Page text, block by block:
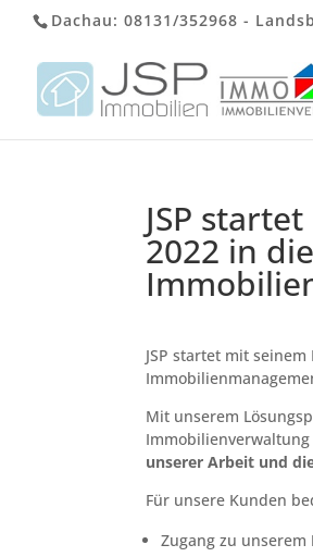
Dachau: 08131/352968 -
JSP
2022 in
JSP startet mit
Mit unserem
unserer Arbeit und
Für unsere Kunden
Zugang zu unserem